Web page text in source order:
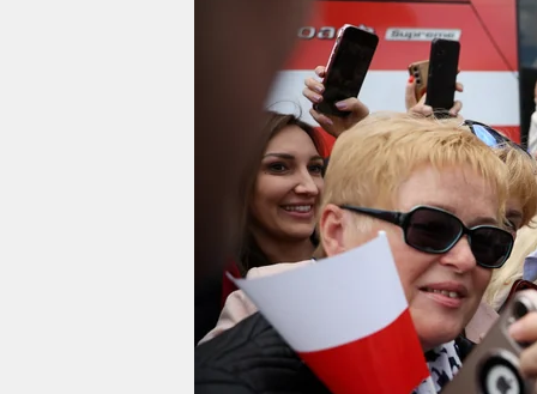
wahrheit
verlag
veranstaltungen
fragen & hilfe
unterstützen